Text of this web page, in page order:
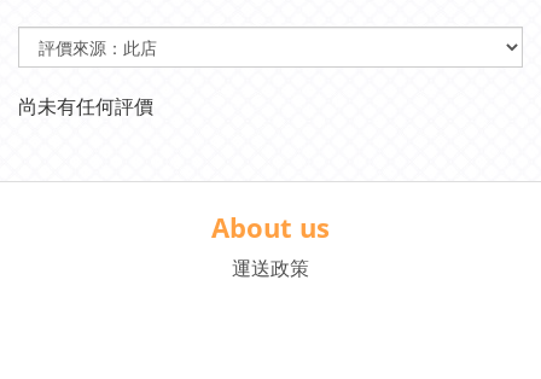
尚未有任何評價
About us
運送政策